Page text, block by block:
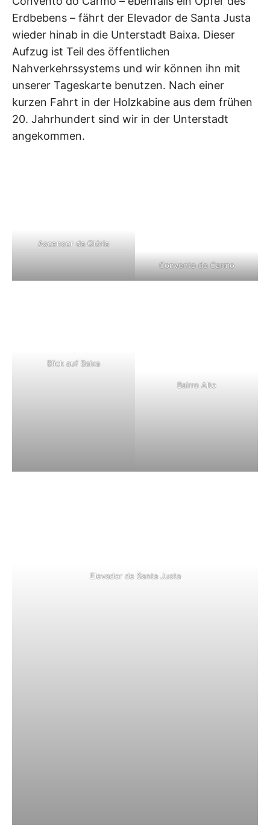
Erdbebens – fährt der Elevador de Santa Justa
wieder hinab in die Unterstadt Baixa. Dieser
Aufzug ist Teil des öffentlichen
Nahverkehrssystems und wir können ihn mit
unserer Tageskarte benutzen. Nach einer
kurzen Fahrt in der Holzkabine aus dem frühen
20. Jahrhundert sind wir in der Unterstadt
angekommen.
Ascensor da Glória
Convento do Carmo
Blick auf Baixa
Bairro Alto
Elevador de Santa Justa